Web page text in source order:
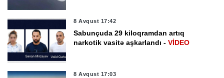
8 Avqust 17:42
Sabunçuda 29 kiloqramdan artıq
narkotik vasitə aşkarlandı -VİDEO
8 Avqust 17:03